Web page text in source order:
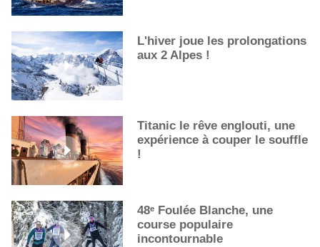
L'hiver joue les prolongations
aux 2 Alpes !
Titanic le rêve englouti, une
expérience à couper le souffle
!
48ᵉ Foulée Blanche, une
course populaire
incontournable